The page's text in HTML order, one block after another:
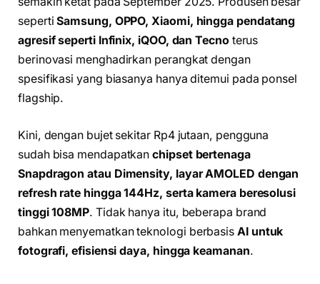
sepertiSamsung, OPPO, Xiaomi, hingga pendatang
agresif seperti Infinix, iQOO, dan Tecnoterus
berinovasi menghadirkan perangkat dengan
spesifikasi yang biasanya hanya ditemui pada ponsel
flagship.
Kini, dengan bujet sekitar Rp4 jutaan, pengguna
sudah bisa mendapatkanchipset bertenaga
Snapdragon atau Dimensity, layar AMOLED dengan
refresh rate hingga 144Hz, serta kamera beresolusi
tinggi 108MP. Tidak hanya itu, beberapa brand
bahkan menyematkan teknologi berbasis AI untuk
fotografi, efisiensi daya, hingga keamanan.